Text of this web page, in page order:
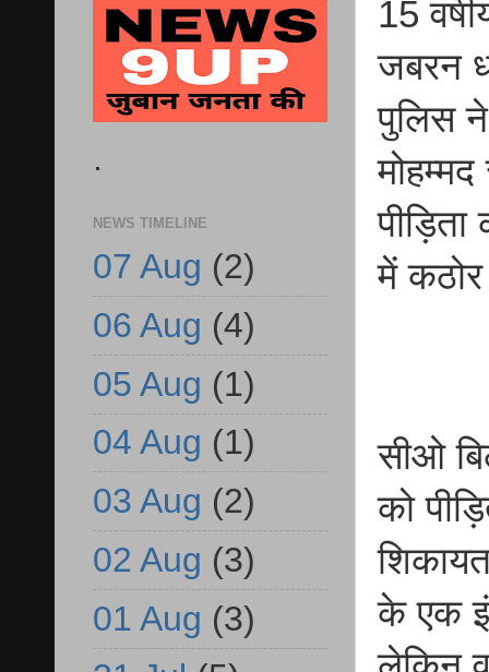
15
जबरन
पुलिस
में कठोर
सीओ
को
के एक
.
NEWS TIMELINE
07 Aug (2)
06 Aug (4)
05 Aug (1)
04 Aug (1)
03 Aug (2)
02 Aug (3)
01 Aug (3)